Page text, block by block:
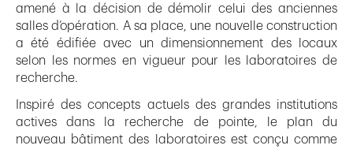
amené à la décision de démolir celui des anciennes
salles d’opération. A sa place, une nouvelle construction
a été édifiée avec un dimensionnement des locaux
selon les normes en vigueur pour les laboratoires de
recherche.
Inspiré des concepts actuels des grandes institutions
actives dans la recherche de pointe, le plan du
nouveau bâtiment des laboratoires est conçu comme